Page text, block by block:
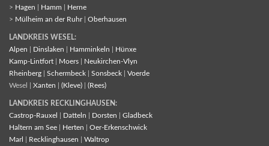
> Hagen Hamm
Herne
> Mülheim an der Ruhr| Oberhausen
LANDKREIS WESEL:
Alpen
Dinslaken Hamminkeln
Hünxe
Kamp-Lintfort
Moers
Neukirchen-Vlyn
Rheinberg
Schermbeck Sonsbeck
Voerde
Wesel | Xanten (Kleve) (Rees)
LANDKREIS RECKLINGHAUSEN:
Castrop-Rauxel
Datteln Dorsten
Gladbeck
Haltern am See
Herten
Oer-Erkenschwick
Marl
Recklinghausen Waltrop